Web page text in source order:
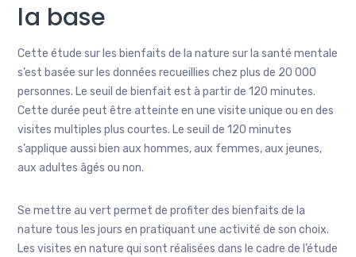
la base
Cette étude sur les bienfaits de la nature sur la santé mentale
s’est basée sur les données recueillies chez plus de 20 000
personnes. Le seuil de bienfait est à partir de 120 minutes.
Cette durée peut être atteinte en une visite unique ou en des
visites multiples plus courtes. Le seuil de 120 minutes
s’applique aussi bien aux hommes, aux femmes, aux jeunes,
aux adultes âgés ou non.
Se mettre au vert permet de profiter des bienfaits de la
nature tous les jours en pratiquant une activité de son choix.
Les visites en nature qui sont réalisées dans le cadre de l’étude